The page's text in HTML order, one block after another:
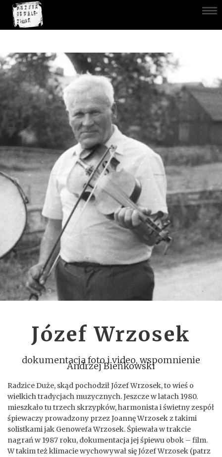
Józef Wrzosek
dokumentacja foto i video, wspomnienie
Andrzej Bieńkowski
Radzice Duże, skąd pochodził Józef Wrzosek, to wieś o
wielkich tradycjach muzycznych. Jeszcze w latach 1980.
mieszkało tu trzech skrzypków, harmonista i świetny zespół
śpiewaczy prowadzony przez Joannę Wrzosek z takimi
solistkami jak Genowefa Wrzosek. Śpiewała w trakcie
nagrań w 1987 roku, dokumentacja jej śpiewu obok – film.
W takim też klimacie wychowywał się Józef Wrzosek (patrz